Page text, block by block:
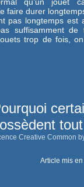
qu’un jouet
faire durer
pas longtemps est
suffisamment de
trop de fois,
Creative Common
Article mis